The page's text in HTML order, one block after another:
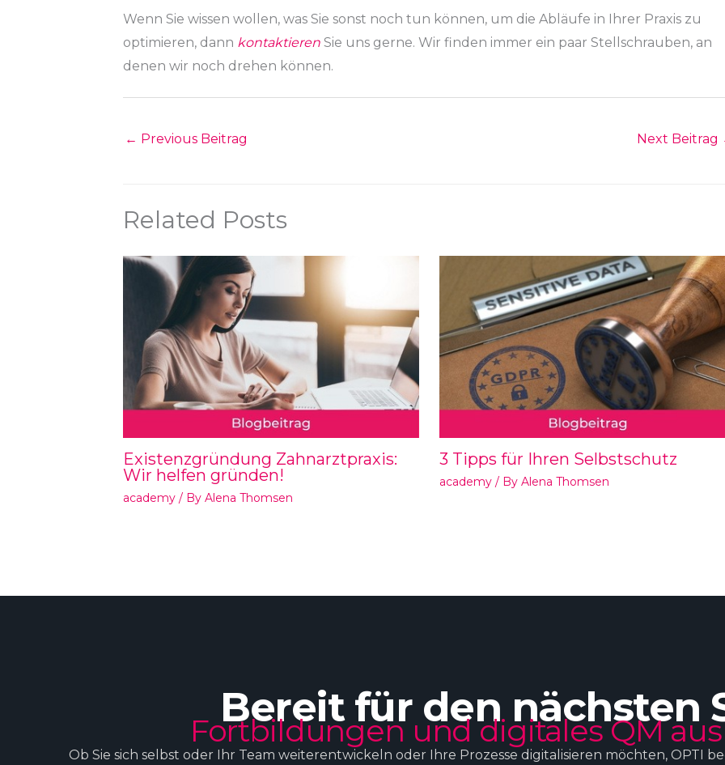
Wenn Sie wissen wollen, was Sie sonst noch tun können, um die Abläufe in Ihrer Praxis zu
optimieren, dann kontaktieren Sie uns gerne. Wir finden immer ein paar Stellschrauben, an
denen wir noch drehen können.
← Previous Beitrag Next Beitrag
Related Posts
Existenzgründung Zahnarztpraxis:
Wir helfen gründen!
academy / By Alena Thomsen
3 Tipps für Ihren Selbstschutz
academy / ByAlena Thomsen
Bereit für den nächsten
Fortbildungen und digitales QM
Ob Sie sich selbst oder Ihr Team weiterentwickeln oder Ihre Prozesse digitalisieren möchten, OPTI